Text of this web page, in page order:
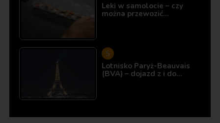
Leki w samolocie – czy
można przewozić…
Lotnisko Paryż-Beauvais
(BVA) – dojazd z i do…